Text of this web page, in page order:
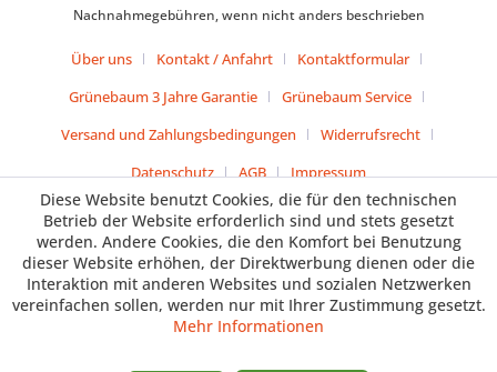
Nachnahmegebühren, wenn nicht anders beschrieben
Über uns Kontakt / Anfahrt
Kontaktformular
Grünebaum 3 Jahre Garantie
Grünebaum Service
Versand und Zahlungsbedingungen
Widerrufsrecht
Datenschutz
AGB Impressum
Diese Website benutzt Cookies, die für den technischen
Betrieb der Website erforderlich sind und stets gesetzt
werden. Andere Cookies, die den Komfort bei Benutzung
dieser Website erhöhen, der Direktwerbung dienen oder die
Interaktion mit anderen Websites und sozialen Netzwerken
vereinfachen sollen, werden nur mit Ihrer Zustimmung gesetzt.
Mehr Informationen